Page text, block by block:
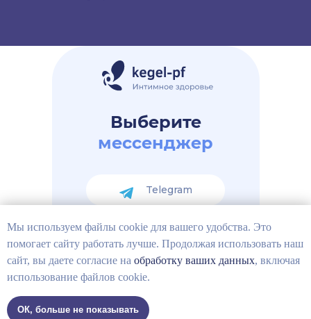
Мы используем файлы cookie для вашего удобства. Это
помогает сайту работать лучше. Продолжая использовать наш
сайт, вы даете согласие на обработку ваших данных, включая
использование файлов cookie.
ОК, больше не показывать
Выберите
мессенджер
Telegram
Вконтакте
Made on